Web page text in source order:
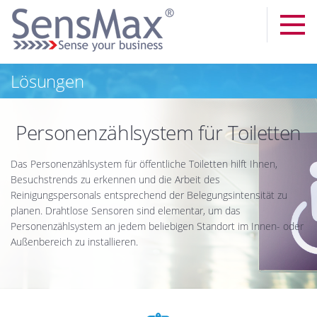
Lösungen
Personenzählsystem für Toiletten
Das Personenzählsystem für öffentliche Toiletten hilft Ihnen,
Besuchstrends zu erkennen und die Arbeit des
Reinigungspersonals entsprechend der Belegungsintensität zu
planen. Drahtlose Sensoren sind elementar, um das
Personenzählsystem an jedem beliebigen Standort im Innen- oder
Außenbereich zu installieren.